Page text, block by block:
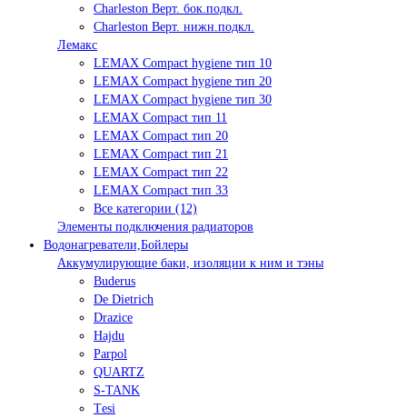
Charleston Верт. бок.подкл.
Charleston Верт. нижн.подкл.
Лемакс
LEMAX Compact hygiene тип 10
LEMAX Compact hygiene тип 20
LEMAX Compact hygiene тип 30
LEMAX Compact тип 11
LEMAX Compact тип 20
LEMAX Compact тип 21
LEMAX Compact тип 22
LEMAX Compact тип 33
Все категории (12)
Элементы подключения радиаторов
Водонагреватели,Бойлеры
Аккумулирующие баки, изоляции к ним и тэны
Buderus
De Dietrich
Drazice
Hajdu
Parpol
QUARTZ
S-TANK
Tеsi